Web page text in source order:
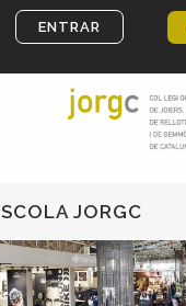
ENTRAR
JORGC